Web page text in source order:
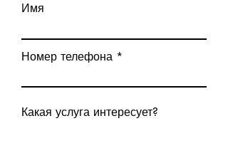
Имя
Номер телефона
Какая услуга интересует?